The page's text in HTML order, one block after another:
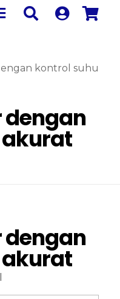
kontrol suhu
dengan
dengan